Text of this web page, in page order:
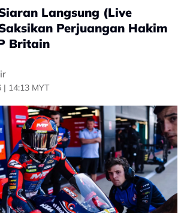
Langsung (Live
Perjuangan Hakim
Britain
| 14:13 MYT